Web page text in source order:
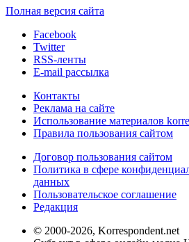
Полная версия сайта
Facebook
Twitter
RSS-ленты
E-mail рассылка
Контакты
Реклама на сайте
Использование материалов
Правила пользования сайтом
Договор пользования сайтом
Политика в сфере
данных
Пользовательское соглашение
Редакция
© 2000-2026, Korrespondent.net